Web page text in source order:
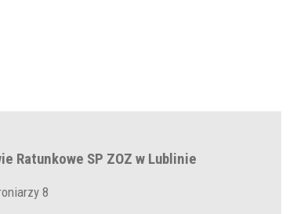
Ratunkowe SP ZOZ w Lublinie
8